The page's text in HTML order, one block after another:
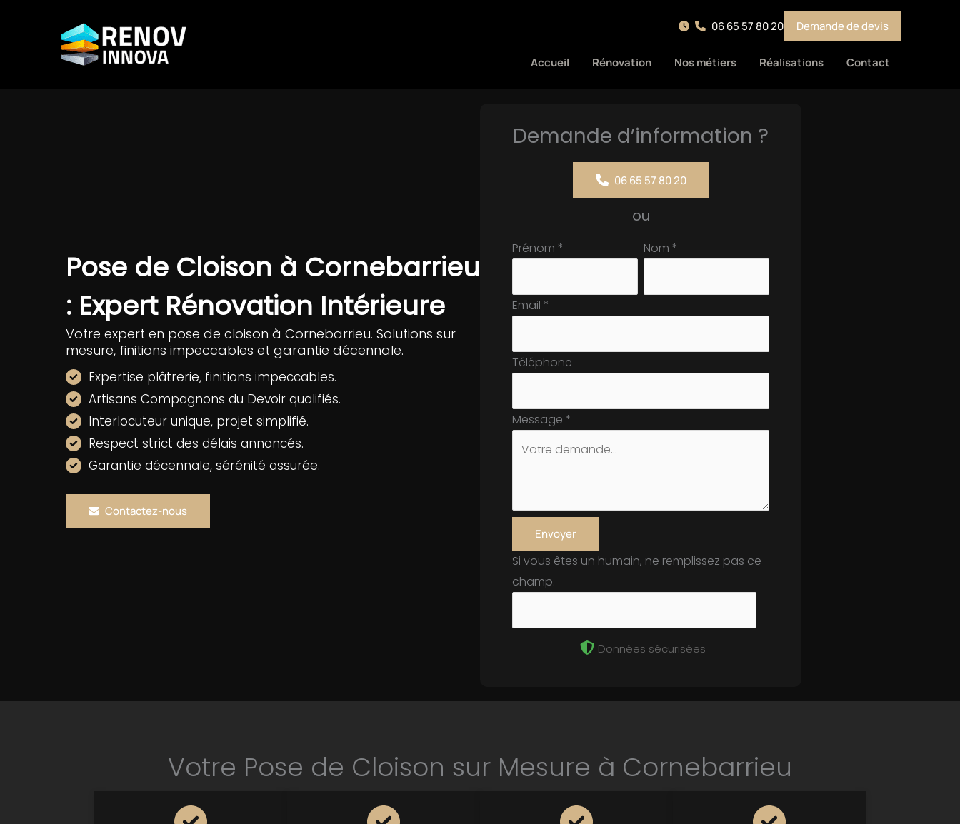
Accueil Rénovation Nos métiers Réalisations Contact
06 65 57 80 20 Demande de devis
Pose de Cloison à Cornebarrieu
: Expert Rénovation Intérieure
Votre expert en pose de cloison à Cornebarrieu. Solutions sur
mesure, finitions impeccables et garantie décennale.
Expertise plâtrerie, finitions impeccables.
Artisans Compagnons du Devoir qualifiés.
Interlocuteur unique, projet simplifié.
Respect strict des délais annoncés.
Garantie décennale, sérénité assurée.
Contactez-nous
Demande d’information ?
06 65 57 80 20
ou
Formulaire
téléphone
Prénom * Nom *
Email *
Téléphone
Message *
Envoyer
Si vous êtes un humain, ne remplissez pas ce
champ.
Données sécurisées
Votre Pose de Cloison sur Mesure à Cornebarrieu